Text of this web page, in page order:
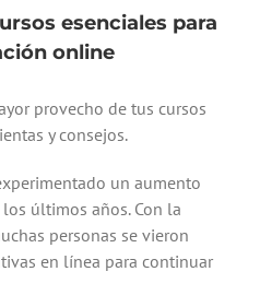
esenciales para
online
provecho de tus cursos
y consejos.
un aumento
últimos años. Con la
personas se vieron
en línea para continuar